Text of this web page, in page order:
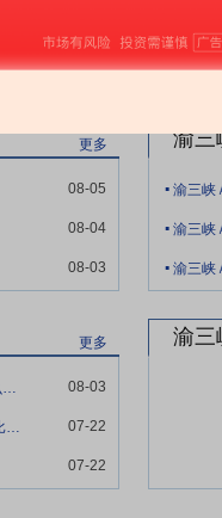
+战略市场突破+潜力市场
完整网络，形成超80%
蒙古资源经济圈及陕西产
客户图谱+柔性服务体系
地带精准育新的可持续
购，成功切入辐射制冷新赛
其技术通过与涂料、膜材
技术先发优势，是新质生
拥有“重庆市企业技术中
项，主导参与《风力发电
了完善的ISO14001环境管
质优势明显。从生产端
转型政策要求，更成为品
司拟在未来90个自然日内
9.20%。
个股资讯 行业资讯
更多
08-05
08-04
08-03
渝三
.
. 渝三峡
.
更多
公司投资电话023-47265990多次拨打，一直都无人接听，公司是怎么回事。 08-03
涂料市场，公司在市场份额占比多少，跟三棵树、立邦涂料等品牌相比怎样。未来是否有市 07-22
07-22
渝三